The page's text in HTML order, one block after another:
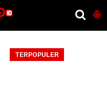
TERPOPULER